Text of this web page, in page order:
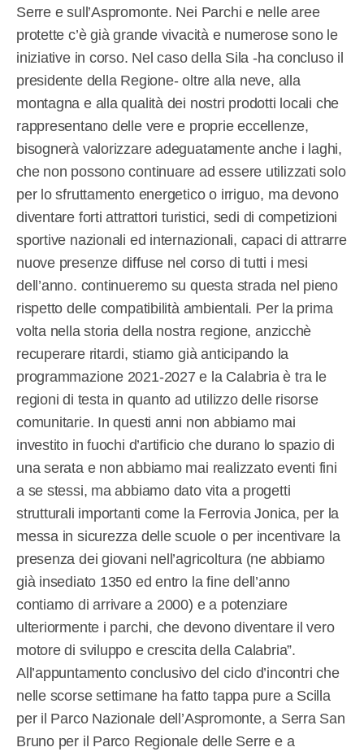
Serre e sull’Aspromonte. Nei Parchi e nelle aree
protette c’è già grande vivacità e numerose sono le
iniziative in corso. Nel caso della Sila -ha concluso il
presidente della Regione- oltre alla neve, alla
montagna e alla qualità dei nostri prodotti locali che
rappresentano delle vere e proprie eccellenze,
bisognerà valorizzare adeguatamente anche i laghi,
che non possono continuare ad essere utilizzati solo
per lo sfruttamento energetico o irriguo, ma devono
diventare forti attrattori turistici, sedi di competizioni
sportive nazionali ed internazionali, capaci di attrarre
nuove presenze diffuse nel corso di tutti i mesi
dell’anno. continueremo su questa strada nel pieno
rispetto delle compatibilità ambientali. Per la prima
volta nella storia della nostra regione, anzicchè
recuperare ritardi, stiamo già anticipando la
programmazione 2021-2027 e la Calabria è tra le
regioni di testa in quanto ad utilizzo delle risorse
comunitarie. In questi anni non abbiamo mai
investito in fuochi d’artificio che durano lo spazio di
una serata e non abbiamo mai realizzato eventi fini
a se stessi, ma abbiamo dato vita a progetti
strutturali importanti come la Ferrovia Jonica, per la
messa in sicurezza delle scuole o per incentivare la
presenza dei giovani nell’agricoltura (ne abbiamo
già insediato 1350 ed entro la fine dell’anno
contiamo di arrivare a 2000) e a potenziare
ulteriormente i parchi, che devono diventare il vero
motore di sviluppo e crescita della Calabria”.
All’appuntamento conclusivo del ciclo d’incontri che
nelle scorse settimane ha fatto tappa pure a Scilla
per il Parco Nazionale dell’Aspromonte, a Serra San
Bruno per il Parco Regionale delle Serre e a